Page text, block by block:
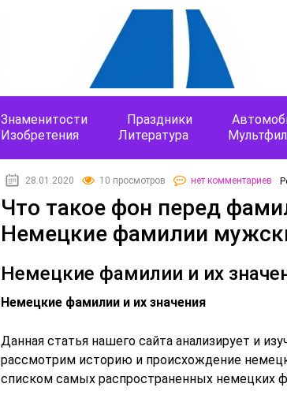
Знаменитости Праздники
Изобретения
Литература
28.01.2020 10 просмотров нет комментариев
Что такое фон перед
Немецкие фамилии
Немецкие фамилии и их
Немецкие фамилии и их значения
Данная статья нашего сайта анализирует и
рассмотрим историю и происхождение
списком самых распространенных немецких